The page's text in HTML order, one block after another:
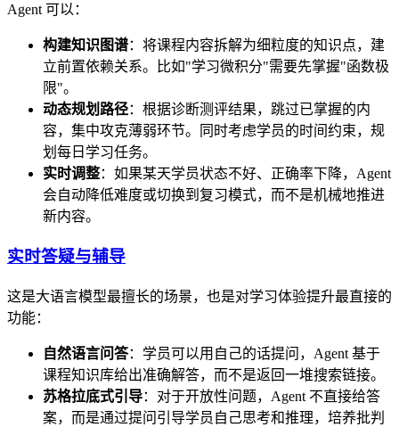
Agent 可以：
构建知识图谱：将课程内容拆解为细粒度的知识点，建
立前置依赖关系。比如"学习微积分"需要先掌握"函数极
限"。
动态规划路径：根据诊断测评结果，跳过已掌握的内
容，集中攻克薄弱环节。同时考虑学员的时间约束，规
划每日学习任务。
实时调整：如果某天学员状态不好、正确率下降，Agent
会自动降低难度或切换到复习模式，而不是机械地推进
新内容。
实时答疑与辅导
这是大语言模型最擅长的场景，也是对学习体验提升最直接的
功能：
自然语言问答：学员可以用自己的话提问，Agent 基于
课程知识库给出准确解答，而不是返回一堆搜索链接。
苏格拉底式引导：对于开放性问题，Agent 不直接给答
案，而是通过提问引导学员自己思考和推理，培养批判